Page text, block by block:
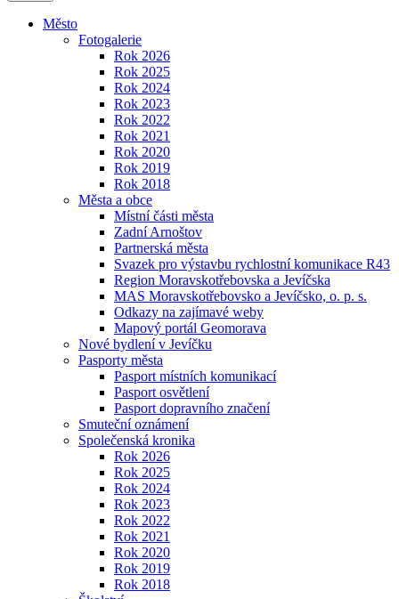
Město
Fotogalerie
Rok 2026
Rok 2025
Rok 2024
Rok 2023
Rok 2022
Rok 2021
Rok 2020
Rok 2019
Rok 2018
Města a obce
Místní části města
Zadní Arnoštov
Partnerská města
Svazek pro výstavbu rychlostní komunikace R43
Region Moravskotřebovska a Jevíčska
MAS Moravskotřebovsko a Jevíčsko, o. p. s.
Odkazy na zajímavé weby
Mapový portál Geomorava
Nové bydlení v Jevíčku
Pasporty města
Pasport místních komunikací
Pasport osvětlení
Pasport dopravního značení
Smuteční oznámení
Společenská kronika
Rok 2026
Rok 2025
Rok 2024
Rok 2023
Rok 2022
Rok 2021
Rok 2020
Rok 2019
Rok 2018